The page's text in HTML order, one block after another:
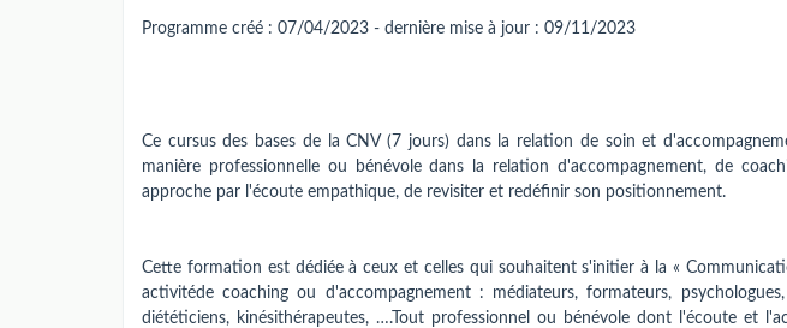
Programme créé : 07/04/2023 - dernière mise à jour : 09/11/2023
Ce cursus des bases de la CNV (7 jours) dans la relation de soin et
manière professionnelle ou bénévole dans la relation d'accompagnement, de
approche par l'écoute empathique, de revisiter et redéfinir son positionnement.
Cette formation est dédiée à ceux et celles qui souhaitent s'initier à la «
activitéde coaching ou d'accompagnement : médiateurs, formateurs,
diététiciens, kinésithérapeutes, ….Tout professionnel ou bénévole dont l'écoute et